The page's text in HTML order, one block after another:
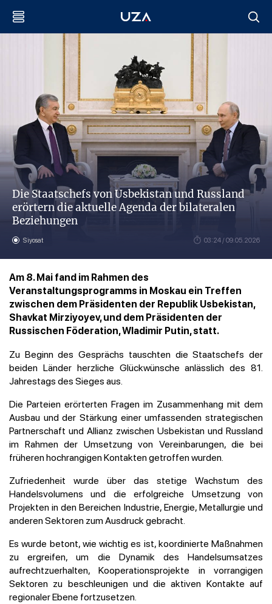
Die Staatschefs von Usbekistan und Russland
erörtern die aktuelle Agenda der bilateralen
Beziehungen
Siyosat 03:24 / 09.05.2026
Am 8. Mai fand im Rahmen des
Veranstaltungsprogramms in Moskau ein Treffen
zwischen dem Präsidenten der Republik Usbekistan,
Shavkat Mirziyoyev, und dem Präsidenten der
Russischen Föderation, Wladimir Putin, statt.
Zu Beginn des Gesprächs tauschten die Staatschefs der
beiden Länder herzliche Glückwünsche anlässlich des 81.
Jahrestags des Sieges aus.
Die Parteien erörterten Fragen im Zusammenhang mit dem
Ausbau und der Stärkung einer umfassenden strategischen
Partnerschaft und Allianz zwischen Usbekistan und Russland
im Rahmen der Umsetzung von Vereinbarungen, die bei
früheren hochrangigen Kontakten getroffen wurden.
Zufriedenheit wurde über das stetige Wachstum des
Handelsvolumens und die erfolgreiche Umsetzung von
Projekten in den Bereichen Industrie, Energie, Metallurgie und
anderen Sektoren zum Ausdruck gebracht.
Es wurde betont, wie wichtig es ist, koordinierte Maßnahmen
zu ergreifen, um die Dynamik des Handelsumsatzes
aufrechtzuerhalten, Kooperationsprojekte in vorrangigen
Sektoren zu beschleunigen und die aktiven Kontakte auf
regionaler Ebene fortzusetzen.